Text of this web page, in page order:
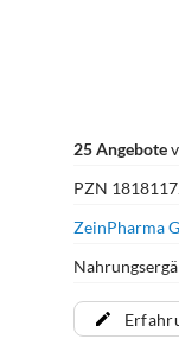
25 Angebote
PZN
ZeinPharma